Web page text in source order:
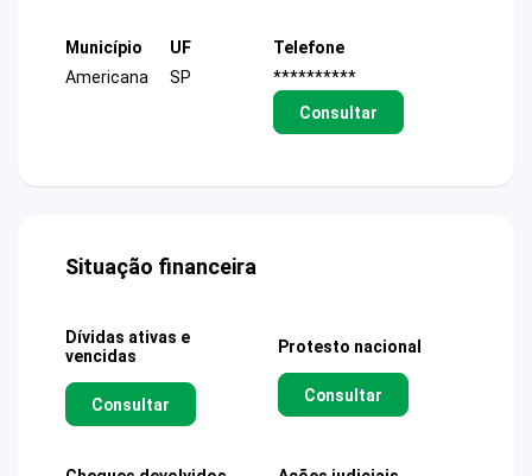
Município
Americana
UF
SP
Telefone
**********
Consultar
Situação financeira
Dívidas ativas e
vencidas
Consultar
Protesto nacional
Consultar